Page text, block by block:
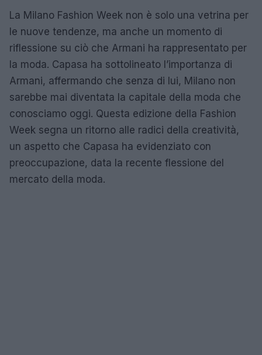
La Milano Fashion Week non è solo una vetrina per
le nuove tendenze, ma anche un momento di
riflessione su ciò che Armani ha rappresentato per
la moda. Capasa ha sottolineato l’importanza di
Armani, affermando che senza di lui, Milano non
sarebbe mai diventata la capitale della moda che
conosciamo oggi. Questa edizione della Fashion
Week segna un ritorno alle radici della creatività,
un aspetto che Capasa ha evidenziato con
preoccupazione, data la recente flessione del
mercato della moda.